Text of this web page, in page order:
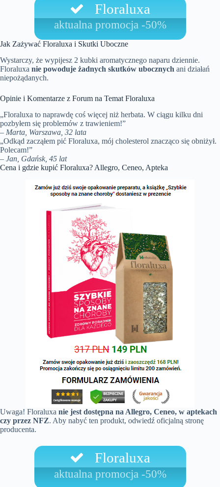
Floraluxa
aktualna promocja -50%
Jak Zażywać Floraluxa i Skutki Uboczne
Wystarczy, że wypijesz 2 kubki aromatycznego naparu dziennie.
Floraluxa nie powoduje żadnych skutków ubocznych ani działań
niepożądanych.
Opinie i Komentarze z Forum na Temat Floraluxa
„Floraluxa to naprawdę coś więcej niż herbata. W ciągu kilku dni
pozbyłem się problemów z trawieniem!”
– Marta, Warszawa, 32 lata
„Odkąd zacząłem pić Floraluxa, mój cholesterol znacząco się obniżył.
Polecam!”
– Jan, Gdańsk, 45 lat
Cena i gdzie kupić Floraluxa? Allegro, Ceneo, Apteka
Uwaga! Floraluxa nie jest dostępna na Allegro, Ceneo, w aptekach
czy przez NFZ. Aby nabyć ten produkt, odwiedź oficjalną stronę
producenta.
Floraluxa
aktualna promocja -50%